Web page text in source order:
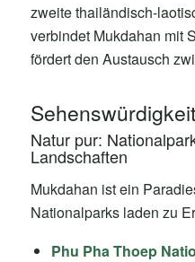
zweite thailändisch-
verbindet Mukdahan mit
fördert den Austausch
Natur pur:
Landschaften
Mukdahan ist ein
Nationalparks laden zu
Phu Pha Thoep